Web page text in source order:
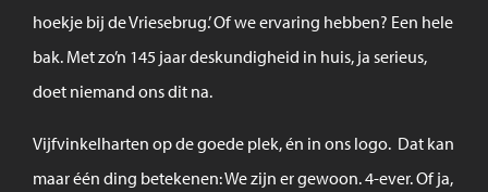
hoekje bij de Vriesebrug.’ Of we ervaring hebben? Een hele
bak. Met zo’n 145 jaar deskundigheid in huis, ja serieus,
doet niemand ons dit na.
Vijfvinkelharten op de goede plek, én in ons logo. Dat kan
maar één ding betekenen: We zijn er gewoon. 4-ever. Of ja,